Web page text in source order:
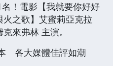
！電影【我就要你好好
之歌】艾蜜莉亞克拉
來弗林 主演。
各大媒體佳評如潮